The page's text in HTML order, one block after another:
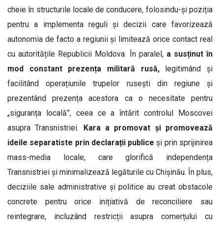
cheie în structurile locale de conducere, folosindu-și poziția
pentru a implementa reguli și decizii care favorizează
autonomia de facto a regiunii și limitează orice contact real
cu autoritățile Republicii Moldova. În paralel, a susținut în
mod constant prezența militară rusă,legitimând și
facilitând operațiunile trupelor rusești din regiune și
prezentând prezența acestora ca o necesitate pentru
„siguranța locală”, ceea ce a întărit controlul Moscovei
asupra Transnistriei. Kara a promovat și promovează
ideile separatiste prin declarații publice și prin sprijinirea
mass-media locale, care glorifică independența
Transnistriei și minimalizează legăturile cu Chișinău. În plus,
deciziile sale administrative și politice au creat obstacole
concrete pentru orice inițiativă de reconciliere sau
reintegrare, incluzând restricții asupra comerțului cu